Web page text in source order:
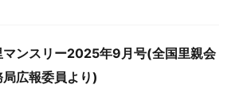
マンスリー2025年9月号(全国里親会
局広報委員より)